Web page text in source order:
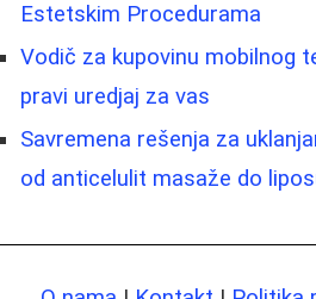
Estetskim Procedurama
Vodič za kupovinu mobilnog
pravi uredjaj za vas
Savremena rešenja za
od anticelulit masaže do